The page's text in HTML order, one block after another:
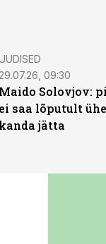
29.07.26, 09:30
Maido Solovjov:
ei saa lõputult
kanda jätta